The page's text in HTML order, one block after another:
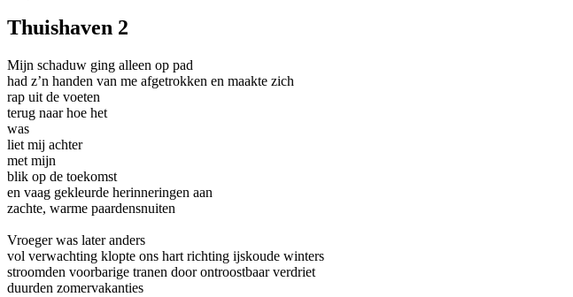
Thuishaven 2
Mijn schaduw ging alleen op pad
had z’n handen van me afgetrokken en maakte zich
rap uit de voeten
terug naar hoe het
was
liet mij achter
met mijn
blik op de toekomst
en vaag gekleurde herinneringen aan
zachte, warme paardensnuiten
Vroeger was later anders
vol verwachting klopte ons hart richting ijskoude winters
stroomden voorbarige tranen door ontroostbaar verdriet
duurden zomervakanties